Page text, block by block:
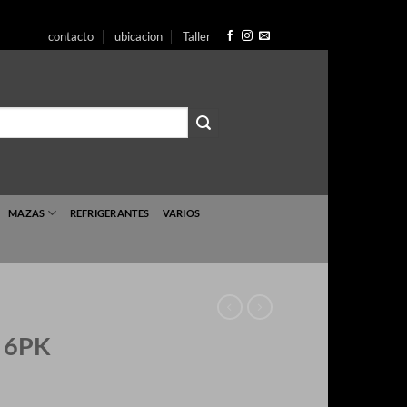
contacto ubicacion Taller
MAZAS REFRIGERANTES VARIOS
6PK